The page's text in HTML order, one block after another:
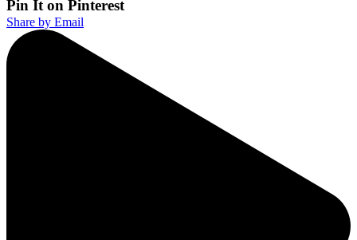
Share by Email
Pin It on Pinterest